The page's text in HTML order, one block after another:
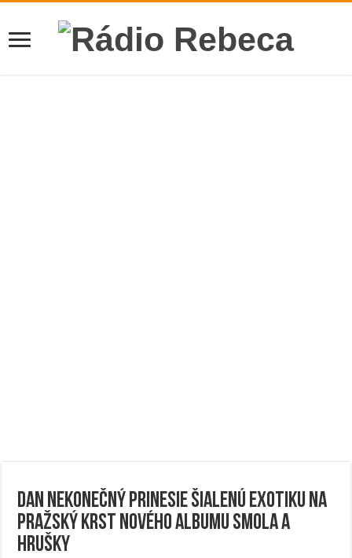
Dan Nekonečný prinesie šialenú exotiku na
pražský krst nového albumu Smola a
Hrušky